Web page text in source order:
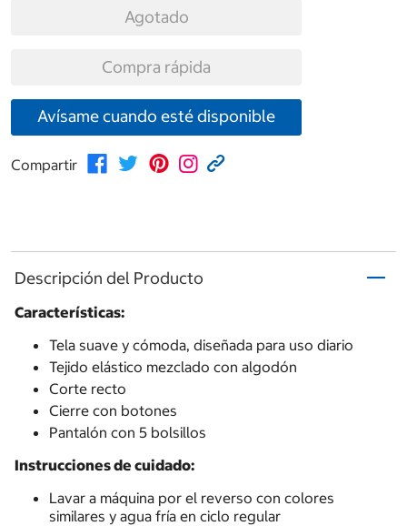
Agotado
Compra rápida
Avísame cuando esté disponible
Compartir
Descripción del Producto
Características:
Tela suave y cómoda, diseñada para uso diario
Tejido elástico mezclado con algodón
Corte recto
Cierre con botones
Pantalón con 5 bolsillos
Instrucciones de cuidado:
Lavar a máquina por el reverso con colores
similares y agua fría en ciclo regular